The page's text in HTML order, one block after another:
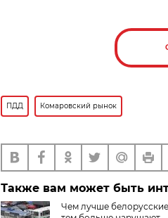
ПДД Комаровский рынок
Также вам может быть
Чем лучше